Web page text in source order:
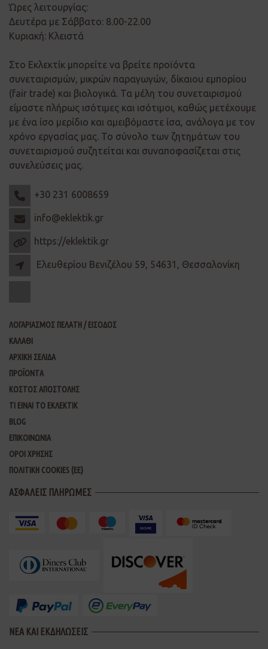
Ώρες λειτουργίας:
Δευτέρα με Σάββατο: 8.00-22.00
Κυριακή: Κλειστά
Στο Εκλεκτίκ μπορείτε να βρείτε προϊόντα
συνεταιρισμών, μικρών παραγωγών, δίκαιου εμπορίου
(fair trade) και βιολογικά. Τα μέλη του συνεταιρισμού
είμαστε πλήρως ισότιμες και ισότιμοι, καθώς μετέχουμε
με ένα ίσο μερίδιο και αμειβόμαστε ίσα, ανάλογα με τον
χρόνο εργασίας μας. Το σύνολο των ζητημάτων του
συνεταιρισμού συζητείται και συναποφασίζεται στις
συνελεύσεις μας.
+30 231 6008659
info@eklektik.gr
https://eklektik.gr
Ελευθερίου Βενιζέλου 59, 54631, Θεσσαλονίκη
ΛΟΓΑΡΙΑΣΜΟΣ ΠΕΛΑΤΗ / ΕΙΣΟΔΟΣ
ΚΑΛΑΘΙ
ΑΡΧΙΚΗ ΣΕΛΙΔΑ
ΠΡΟΪΟΝΤΑ
ΚΟΣΤΟΣ ΑΠΟΣΤΟΛΗΣ
ΤΙ ΕΙΝΑΙ ΤΟ ΕΚΛΕΚΤΙΚ
BLOG
ΕΠΙΚΟΙΝΩΝΙΑ
ΟΡΟΙ ΧΡΗΣΗΣ
ΠΟΛΙΤΙΚΗ COOKIES (ΕΕ)
ΑΣΦΑΛΕΙΣ ΠΛΗΡΩΜΕΣ
ΝΕΑ ΚΑΙ ΕΚΔΗΛΩΣΕΙΣ